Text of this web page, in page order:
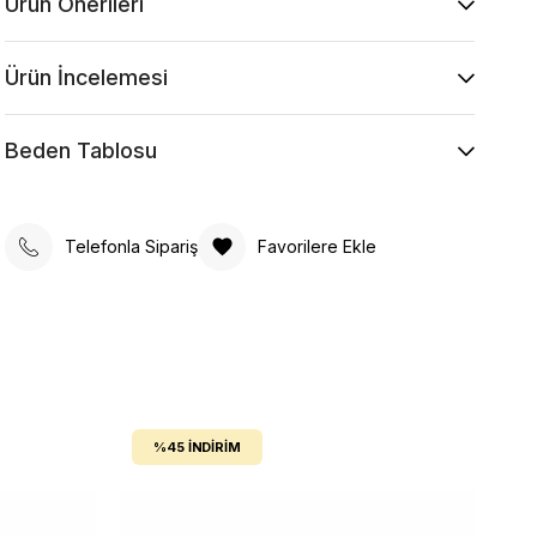
Ürün İncelemesi
Beden Tablosu
Telefonla Sipariş Favorilere Ekle
%45 İNDIRIM